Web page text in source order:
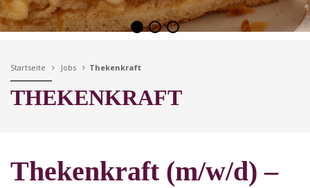
Startseite Jobs Thekenkraft
THEKENKRAFT
Thekenkraft (m/w/d) –